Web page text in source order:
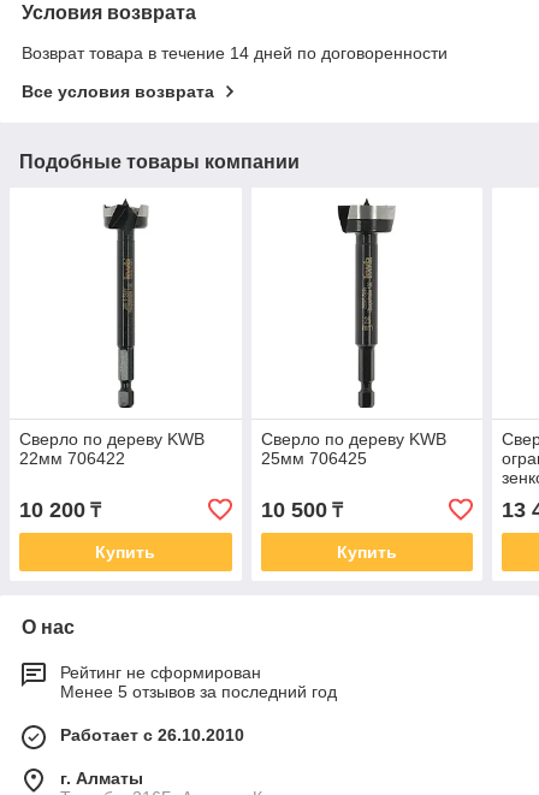
Условия возврата
Возврат товара в течение 14 дней по договоренности
Все условия возврата
Подобные товары компании
Сверло по дереву KWB
22мм 706422
10 200 ₸
Купить
Сверло по дереву KWB
25мм 706425
10 500₸
Купить
13
О нас
Рейтинг не сформирован
Менее 5 отзывов за последний год
Работает с 26.10.2010
г. Алматы